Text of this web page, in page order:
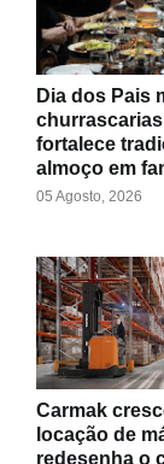
Dia dos Pais
fortalece
almoço em
05 Agosto, 2026
Carmak
locação de
redesenha o